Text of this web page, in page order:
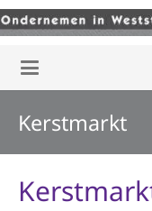
Kerstmarkt